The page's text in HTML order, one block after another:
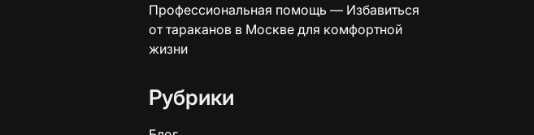
Профессиональная помощь — Избавиться
от тараканов в Москве для комфортной
жизни
Рубрики